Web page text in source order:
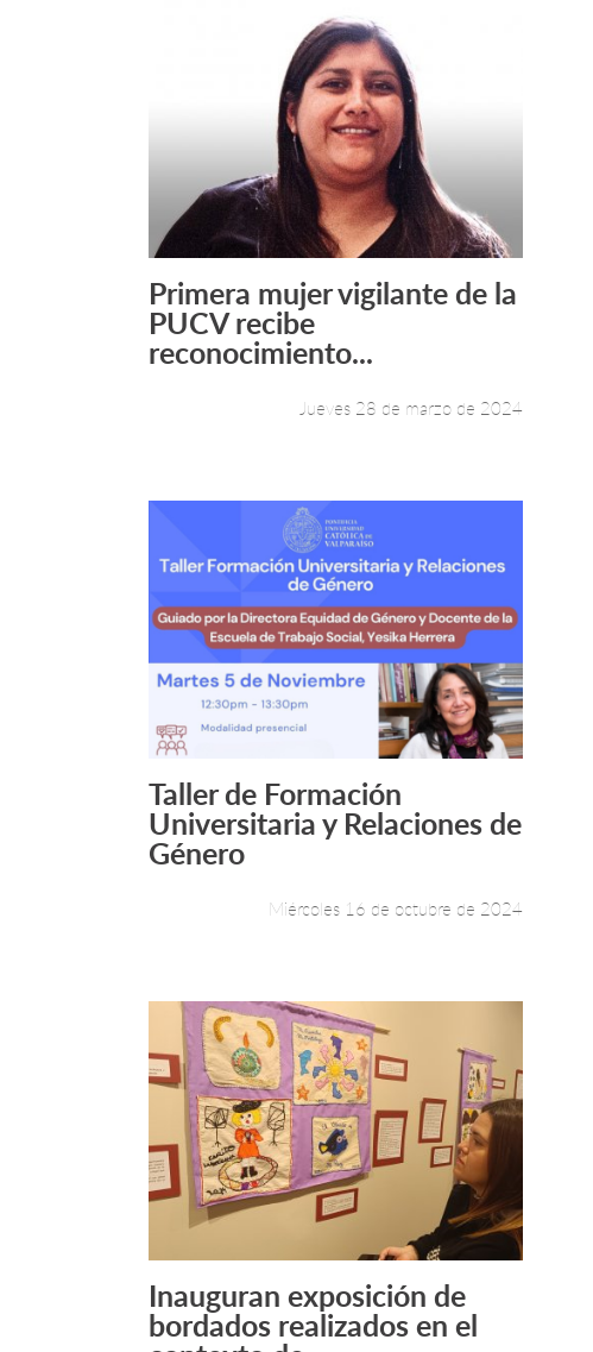
Leer más +
Primera mujer vigilante de la
PUCV recibe
reconocimiento...
Jueves 28 de marzo de 2024
Leer más +
Taller de Formación
Universitaria y Relaciones de
Género
Miércoles 16 de octubre de 2024
Leer más +
Inauguran exposición de
bordados realizados en el